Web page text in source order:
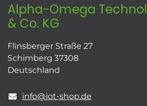
Alpha-Omega
& Co. KG
Flinsberger Straße 27
Schimberg 37308
Deutschland
info@iot-shop.de